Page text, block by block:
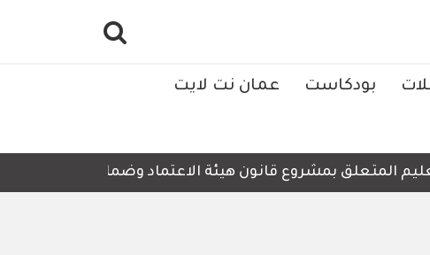
بودكاست عمان نت لايت
بمشروع قانون هيئة الاعتماد وضمان الجودة لسنة 2026